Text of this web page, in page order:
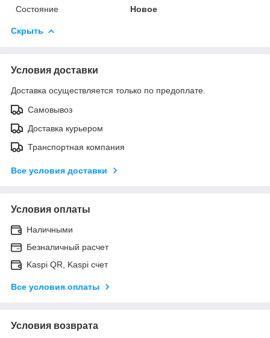
Состояние Новое
Скрыть
Условия доставки
Доставка осуществляется только по предоплате.
Самовывоз
Доставка курьером
Транспортная компания
Все условия доставки
Условия оплаты
Наличными
Безналичный расчет
Kaspi QR, Kaspi счет
Все условия оплаты
Условия возврата